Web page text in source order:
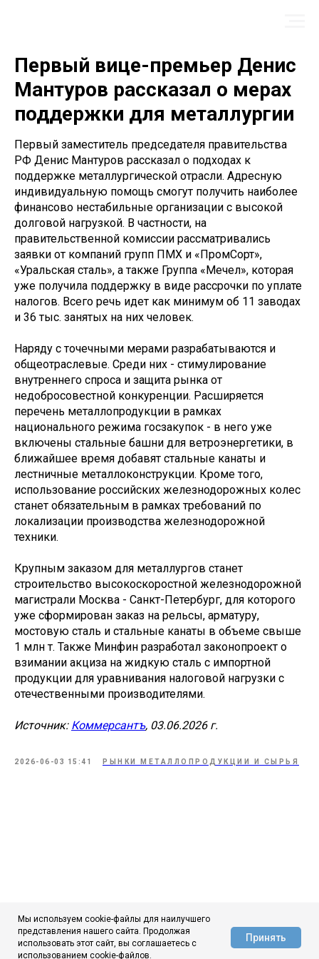
Первый вице-премьер Денис
Мантуров рассказал о мерах
поддержки для металлургии
Первый заместитель председателя правительства
РФ Денис Мантуров рассказал о подходах к
поддержке металлургической отрасли. Адресную
индивидуальную помощь смогут получить наиболее
финансово нестабильные организации с высокой
долговой нагрузкой. В частности, на
правительственной комиссии рассматривались
заявки от компаний групп ПМХ и «ПромСорт»,
«Уральская сталь», а также Группа «Мечел», которая
уже получила поддержку в виде рассрочки по уплате
налогов. Всего речь идет как минимум об 11 заводах
и 36 тыс. занятых на них человек.
Наряду с точечными мерами разрабатываются и
общеотраслевые. Среди них - стимулирование
внутреннего спроса и защита рынка от
недобросовестной конкуренции. Расширяется
перечень металлопродукции в рамках
национального режима госзакупок - в него уже
включены стальные башни для ветроэнергетики, в
ближайшее время добавят стальные канаты и
лестничные металлоконструкции. Кроме того,
использование российских железнодорожных колес
станет обязательным в рамках требований по
локализации производства железнодорожной
техники.
Крупным заказом для металлургов станет
строительство высокоскоростной железнодорожной
магистрали Москва - Санкт-Петербург, для которого
уже сформирован заказ на рельсы, арматуру,
мостовую сталь и стальные канаты в объеме свыше
1 млн т. Также Минфин разработал законопроект о
взимании акциза на жидкую сталь с импортной
продукции для уравнивания налоговой нагрузки с
отечественными производителями.
Источник: Коммерсантъ, 03.06.2026 г.
2026-06-03 15:41 РЫНКИ МЕТАЛЛОПРОДУКЦИИ И СЫРЬЯ
АЦ ЦНИИчермет
Мы используем cookie-файлы для наилучшего
представления нашего сайта. Продолжая
использовать этот сайт, вы соглашаетесь с
использованием cookie-файлов.
Принять